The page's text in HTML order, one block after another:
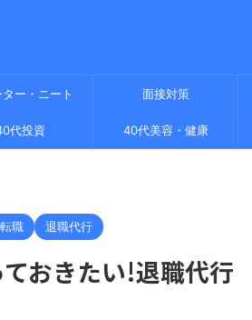
ー・ニート 面接対策
代投資 40代美容・健康
職 退職代行
おきたい!退職代行